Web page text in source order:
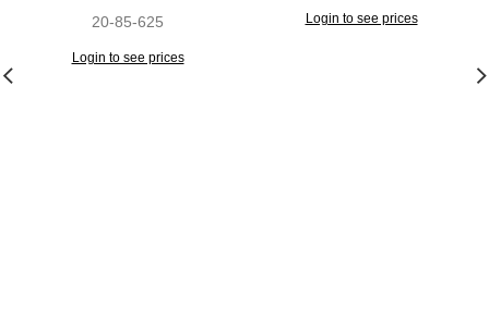
20-85-625
Login to see prices
Login to see prices